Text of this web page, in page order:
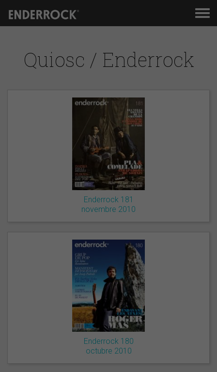
Quiosc / Enderrock
Enderrock 181
novembre 2010
Enderrock 180
octubre 2010